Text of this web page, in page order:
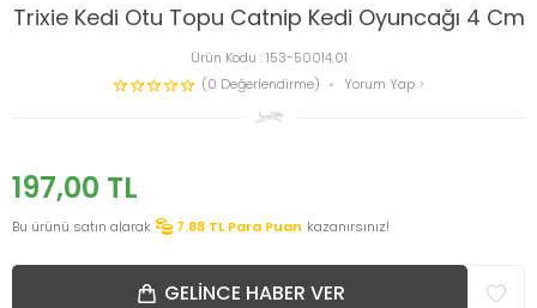
Trixie Kedi Otu Topu Catnip Kedi Oyuncağı 4 Cm
Ürün Kodu :153-50014.01
(0 Değerlendirme)
Yorum Yap
197,00 TL
Bu ürünü satın alarak 7.88 TL Para Puan kazanırsınız!
GELINCE HABER VER